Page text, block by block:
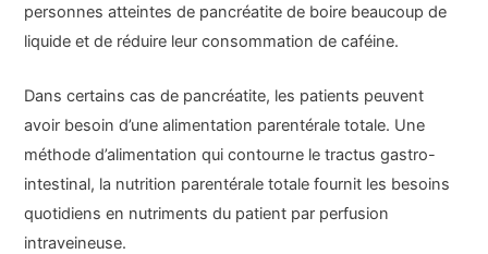
personnes atteintes de pancréatite de boire beaucoup de
liquide et de réduire leur consommation de caféine.
Dans certains cas de pancréatite, les patients peuvent
avoir besoin d’une alimentation parentérale totale. Une
méthode d’alimentation qui contourne le tractus gastro-
intestinal, la nutrition parentérale totale fournit les besoins
quotidiens en nutriments du patient par perfusion
intraveineuse.